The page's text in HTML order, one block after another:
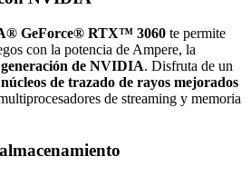
GeForce® RTX™ 3060 te permite
con la potencia de Ampere, la
de NVIDIA. Disfruta de un
núcleos de trazado de rayos mejorados
de streaming y memoria